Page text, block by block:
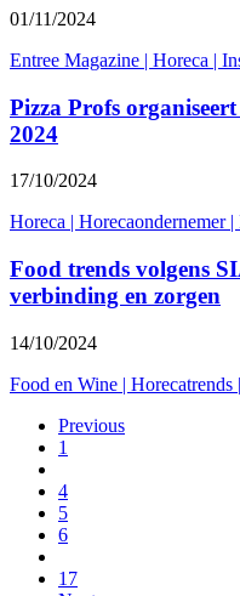
01/11/2024
Entree Magazine | Horeca |
Pizza Profs
2024
17/10/2024
Horeca | Horecaondernemer|
Food trends volgens
verbinding en zorgen
14/10/2024
Food en Wine | Horecatrends |
Previous
1
4
5
6
17